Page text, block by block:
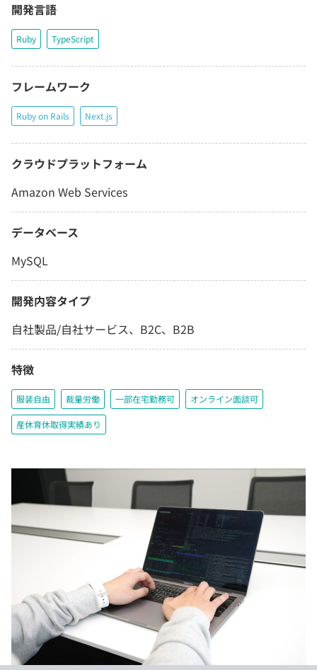
開発言語
Ruby TypeScript
フレームワーク
Ruby on Rails Next.js
クラウドプラットフォーム
Amazon Web Services
データベース
MySQL
開発内容タイプ
自社製品/自社サービス、B2C、B2B
特徴
服装自由 裁量労働 一部在宅勤務可 オンライン面談可
産休育休取得実績あり